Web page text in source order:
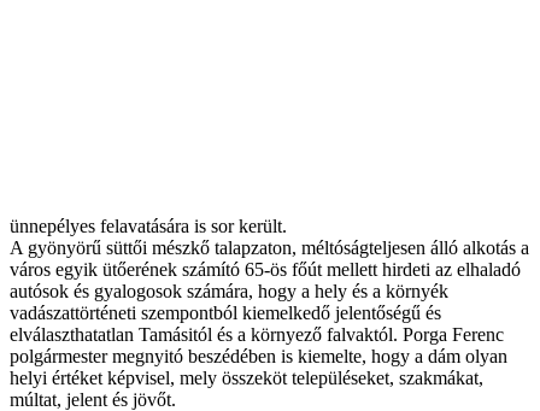
ünnepélyes felavatására is sor került.
A gyönyörű süttői mészkő talapzaton, méltóságteljesen álló alkotás a
város egyik ütőerének számító 65-ös főút mellett hirdeti az elhaladó
autósok és gyalogosok számára, hogy a hely és a környék
vadászattörténeti szempontból kiemelkedő jelentőségű és
elválaszthatatlan Tamásitól és a környező falvaktól. Porga Ferenc
polgármester megnyitó beszédében is kiemelte, hogy a dám olyan
helyi értéket képvisel, mely összeköt településeket, szakmákat,
múltat, jelent és jövőt.